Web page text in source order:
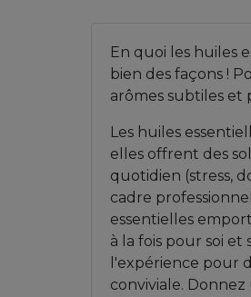
En quoi les huiles
bien des façons !
arômes subtiles et
Les huiles
elles offrent des
quotidien (stress,
cadre
essentielles
à la fois pour soi et
l'expérience pour
conviviale.